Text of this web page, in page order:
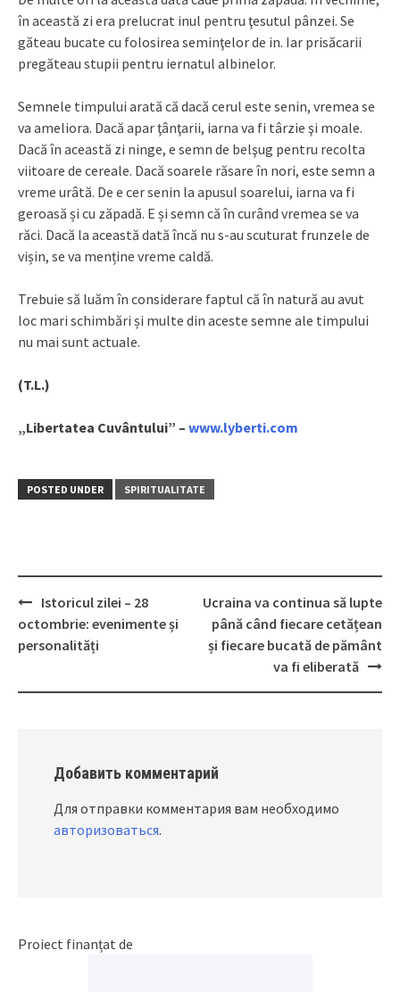
în această zi era prelucrat inul pentru ţesutul pânzei. Se
găteau bucate cu folosirea seminţelor de in. Iar prisăcarii
pregăteau stupii pentru iernatul albinelor.
Semnele timpului arată că dacă cerul este senin, vremea se
va ameliora. Dacă apar ţânţarii, iarna va fi târzie şi moale.
Dacă în această zi ninge, e semn de belşug pentru recolta
viitoare de cereale. Dacă soarele răsare în nori, este semn a
vreme urâtă. De e cer senin la apusul soarelui, iarna va fi
geroasă și cu zăpadă. E și semn că în curând vremea se va
răci. Dacă la această dată încă nu s-au scuturat frunzele de
vișin, se va menține vreme caldă.
Trebuie să luăm în considerare faptul că în natură au avut
loc mari schimbări și multe din aceste semne ale timpului
nu mai sunt actuale.
(T.L.)
„Libertatea Cuvântului” – www.lyberti.com
POSTED UNDER SPIRITUALITATE
Post
navigation
Istoricul zilei – 28
octombrie: evenimente și
personalități
Ucraina va continua să lupte
până când fiecare cetățean
și fiecare bucată de pământ
va fi eliberată
Добавить комментарий
Для отправки комментария вам необходимо
авторизоваться.
Proiect finanțat de